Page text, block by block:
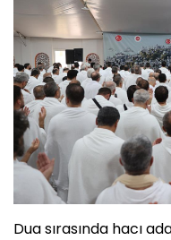
Dua sırasında hacı